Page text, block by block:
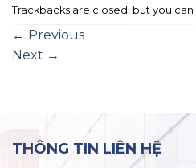
Trackbacks are closed, but you can
← Previous
Next →
THÔNG TIN LIÊN HỆ